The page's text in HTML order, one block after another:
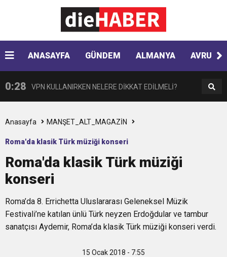
ANASAYFA GÜNDEM ALMANYA AVRUPA
Çikolata regl ağrısını tetikleyebilir
0:33 Hyundai Yeni SANTA FE Amerika’da en iyi SUV
seçildi
0:28 VPN KULLANIRKEN NELERE DİKKAT EDİLMELİ?
0:17 HARON STONE VE GAYE DONAY ZAFER İŞARETİ
0:12 Nar suyunun antioksidan seviyesi yeşil çaydan
daha yüksek
0:07 DİTİB kurucularından Abdullah Uzunalioğlu‘nun
eşi son yolculuğuna uğurlandı
1:05
Anasayfa MANŞET_ALT_MAGAZİN
Roma'da klasik Türk müziği konseri
Roma'da klasik Türk müziği
konseri
Roma’da 8. Errichetta Uluslararası Geleneksel Müzik
Festivali’ne katılan ünlü Türk neyzen Erdoğdular ve tambur
sanatçısı Aydemir, Roma’da klasik Türk müziği konseri verdi.
15 Ocak 2018 - 7:55